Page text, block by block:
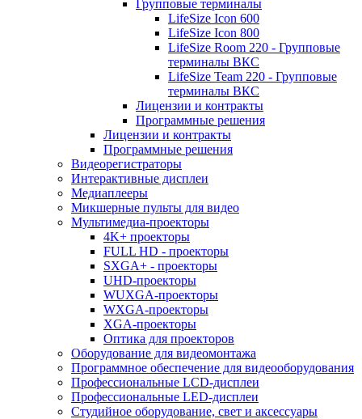
Групповые терминалы
LifeSize Icon 600
LifeSize Icon 800
LifeSize Room 220 - Групповые
терминалы ВКС
LifeSize Team 220 - Групповые
терминалы ВКС
Лицензии и контракты
Программные решения
Лицензии и контракты
Программные решения
Видеорегистраторы
Интерактивные дисплеи
Медиаплееры
Микшерные пульты для видео
Мультимедиа-проекторы
4K+ проекторы
FULL HD - проекторы
SXGA+ - проекторы
UHD-проекторы
WUXGA-проекторы
WXGA-проекторы
XGA-проекторы
Оптика для проекторов
Оборудование для видеомонтажа
Программное обеспечение для видеооборудования
Профессиональные LCD-дисплеи
Профессиональные LED-дисплеи
Студийное оборудование, свет и аксессуары